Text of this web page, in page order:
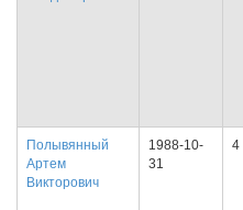
Полывянный
Артем
Викторович
1988-10-
31
4